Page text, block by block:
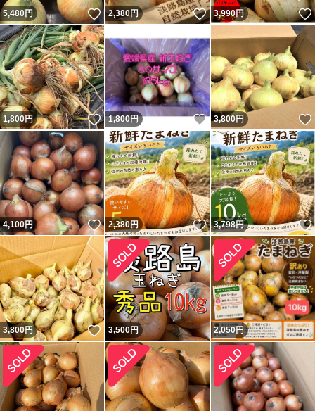
5,480円 いいね！
2,380円 いいね！
3,990円
1,800円 いいね！
1,800円 いいね！
3,800円
4,100円 いいね！
2,380円 いいね！
3,798円
3,800円 いいね！
3,500円 2,050円